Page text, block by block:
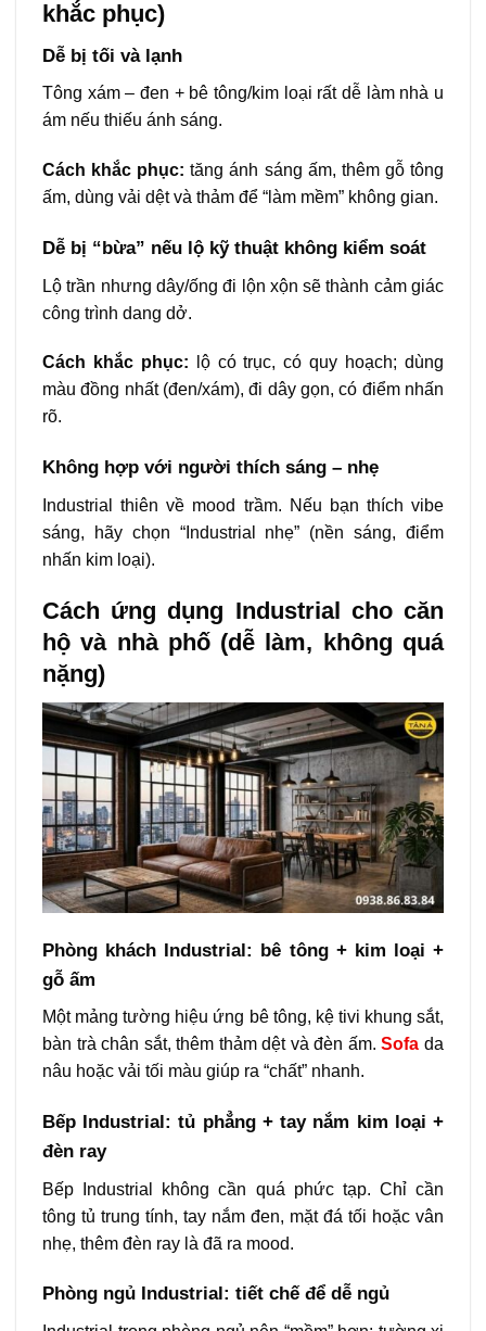
khắc phục)
Dễ bị tối và lạnh
Tông xám – đen + bê tông/kim loại rất dễ làm nhà u
ám nếu thiếu ánh sáng.
Cách khắc phục: tăng ánh sáng ấm, thêm gỗ tông
ấm, dùng vải dệt và thảm để “làm mềm” không gian.
Dễ bị “bừa” nếu lộ kỹ thuật không kiểm soát
Lộ trần nhưng dây/ống đi lộn xộn sẽ thành cảm giác
công trình dang dở.
Cách khắc phục: lộ có trục, có quy hoạch; dùng
màu đồng nhất (đen/xám), đi dây gọn, có điểm nhấn
rõ.
Không hợp với người thích sáng – nhẹ
Industrial thiên về mood trầm. Nếu bạn thích vibe
sáng, hãy chọn “Industrial nhẹ” (nền sáng, điểm
nhấn kim loại).
Cách ứng dụng Industrial cho căn
hộ và nhà phố (dễ làm, không quá
nặng)
Phòng khách Industrial: bê tông + kim loại +
gỗ ấm
Một mảng tường hiệu ứng bê tông, kệ tivi khung sắt,
bàn trà chân sắt, thêm thảm dệt và đèn ấm.Sofa da
nâu hoặc vải tối màu giúp ra “chất” nhanh.
Bếp Industrial: tủ phẳng + tay nắm kim loại +
đèn ray
Bếp Industrial không cần quá phức tạp. Chỉ cần
tông tủ trung tính, tay nắm đen, mặt đá tối hoặc vân
nhẹ, thêm đèn ray là đã ra mood.
Phòng ngủ Industrial: tiết chế để dễ ngủ